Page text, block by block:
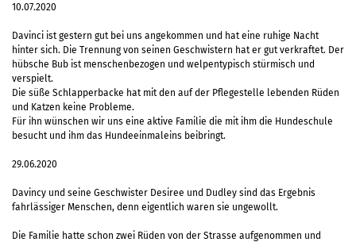
10.07.2020
Davinci ist gestern gut bei uns angekommen und hat eine ruhige Nacht
hinter sich. Die Trennung von seinen Geschwistern hat er gut verkraftet. Der
hübsche Bub ist menschenbezogen und welpentypisch stürmisch und
verspielt.
Die süße Schlapperbacke hat mit den auf der Pflegestelle lebenden Rüden
und Katzen keine Probleme.
Für ihn wünschen wir uns eine aktive Familie die mit ihm die Hundeschule
besucht und ihm das Hundeeinmaleins beibringt.
29.06.2020
Davincy und seine Geschwister Desiree und Dudley sind das Ergebnis
fahrlässiger Menschen, denn eigentlich waren sie ungewollt.
Die Familie hatte schon zwei Rüden von der Strasse aufgenommen und